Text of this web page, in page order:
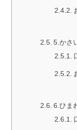
5.かさ
6.ひま